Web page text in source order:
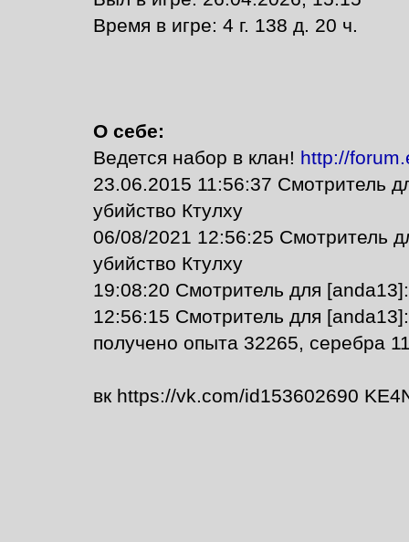
Время в игре: 4 г. 138 д. 20 ч.
О себе:
Ведется набор в клан! http://
23.06.2015 11:56:37 Смотритель
убийство Ктулху
06/08/2021 12:56:25 Смотритель
убийство Ктулху
19:08:20 Смотритель для
12:56:15 Смотритель для
получено опыта 32265, серебра
вк https://vk.com/id153602690